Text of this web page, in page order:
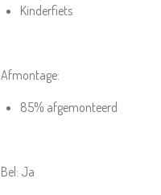
Kinderfiets
Afmontage:
85% afgemonteerd
Bel: Ja